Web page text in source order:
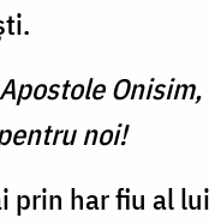
noi!
prin har fiu al